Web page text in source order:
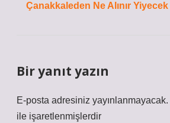
Çanakkaleden Ne Alınır Yiyecek
Bir yanıt yazın
E-posta adresiniz yayınlanmayacak.
ile işaretlenmişlerdir